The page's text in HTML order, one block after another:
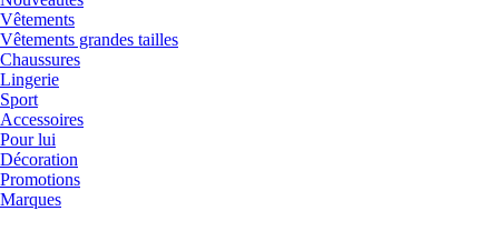
Vêtements
Vêtements grandes tailles
Chaussures
Lingerie
Sport
Accessoires
Pour lui
Décoration
Promotions
Marques